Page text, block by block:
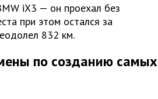
iX3 — он проехал без
при этом остался за
832 км.
по созданию самых